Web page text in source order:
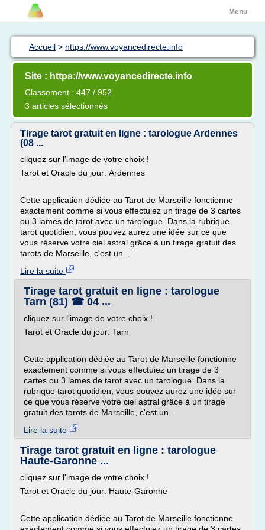
Menu
Accueil > https://www.voyancedirecte.info
Site : https://www.voyancedirecte.info
Classement : 447 / 952
3 articles sélectionnés
Tirage tarot gratuit en ligne : tarologue Ardennes
(08 ...
cliquez sur l'image de votre choix !
Tarot et Oracle du jour: Ardennes
Cette application dédiée au Tarot de Marseille fonctionne
exactement comme si vous effectuiez un tirage de 3 cartes
ou 3 lames de tarot avec un tarologue. Dans la rubrique
tarot quotidien, vous pouvez aurez une idée sur ce que
vous réserve votre ciel astral grâce à un tirage gratuit des
tarots de Marseille, c'est un...
Lire la suite
Tirage tarot gratuit en ligne : tarologue
Tarn (81) ☎ 04 ...
cliquez sur l'image de votre choix !
Tarot et Oracle du jour: Tarn
Cette application dédiée au Tarot de Marseille fonctionne
exactement comme si vous effectuiez un tirage de 3
cartes ou 3 lames de tarot avec un tarologue. Dans la
rubrique tarot quotidien, vous pouvez aurez une idée sur
ce que vous réserve votre ciel astral grâce à un tirage
gratuit des tarots de Marseille, c'est un...
Lire la suite
Tirage tarot gratuit en ligne : tarologue
Haute-Garonne ...
cliquez sur l'image de votre choix !
Tarot et Oracle du jour: Haute-Garonne
Cette application dédiée au Tarot de Marseille fonctionne